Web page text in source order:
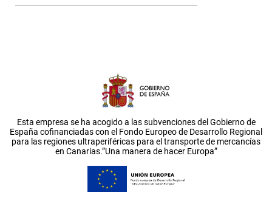
Esta empresa se ha acogido a las subvenciones del Gobierno de
España cofinanciadas con el Fondo Europeo de Desarrollo Regional
para las regiones ultraperiféricas para el transporte de mercancías
en Canarias.”Una manera de hacer Europa”